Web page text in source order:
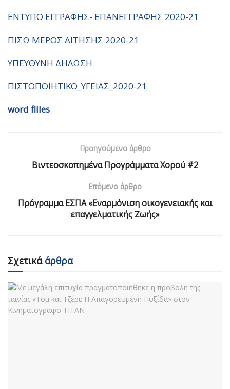
ΕΝΤΥΠΟ ΕΓΓΡΑΦΗΣ- ΕΠΑΝΕΓΓΡΑΦΗΣ 2020-21
ΠΙΣΩ ΜΕΡΟΣ ΑΙΤΗΣΗΣ 2020-21
ΥΠΕΥΘΥΝΗ ΔΗΛΩΣΗ
ΠΙΣΤΟΠΟΙΗΤΙΚΟ_ΥΓΕΙΑΣ_2020-21
word filles
Προηγούμενο άρθρο
Βιντεοσκοπημένα Προγράμματα Χορού #2
Επόμενο άρθρο
Πρόγραμμα ΕΣΠΑ «Εναρμόνιση οικογενειακής και
επαγγελματικής Ζωής»
Σχετικάάρθρα